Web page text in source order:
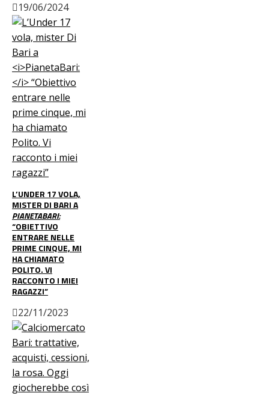
19/06/2024
L’UNDER 17 VOLA,
MISTER DI BARI A
PIANETABARI:
“OBIETTIVO
ENTRARE NELLE
PRIME CINQUE, MI
HA CHIAMATO
POLITO. VI
RACCONTO I MIEI
RAGAZZI”
22/11/2023